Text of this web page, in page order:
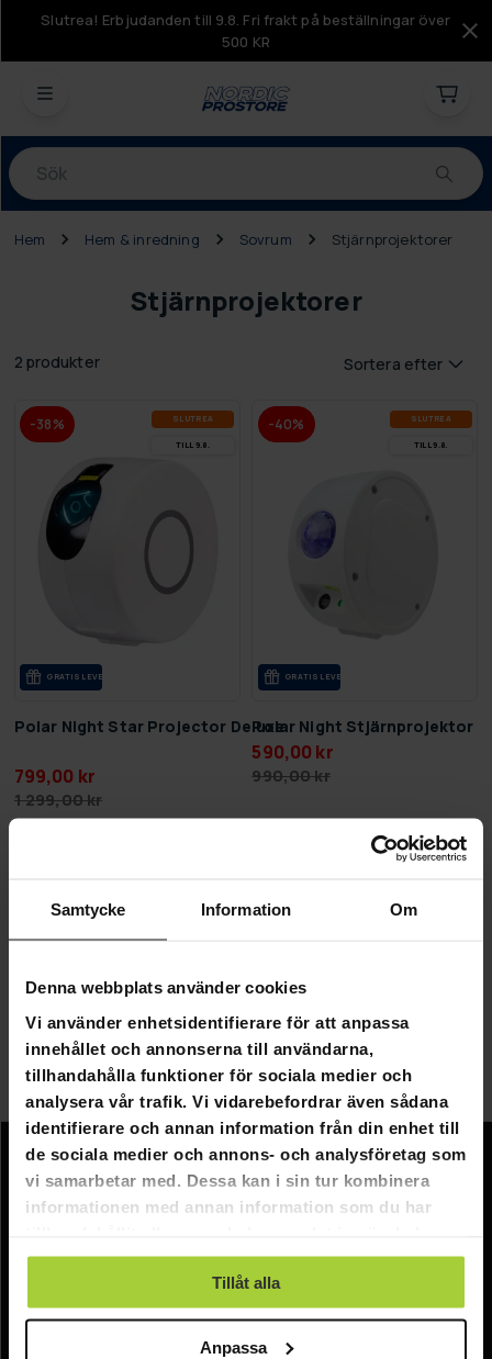
Samtycke Information Om
Denna webbplats använder cookies
Vi använder enhetsidentifierare för att anpassa
innehållet och annonserna till användarna,
tillhandahålla funktioner för sociala medier och
analysera vår trafik. Vi vidarebefordrar även sådana
identifierare och annan information från din enhet till
de sociala medier och annons- och analysföretag som
vi samarbetar med. Dessa kan i sin tur kombinera
informationen med annan information som du har
använt deras tjänster.
Tillåt alla
Anpassa
Slutrea! Erbjudanden till 9.8. Fri frakt på beställningar över
500 KR
Produkter
Hem Hem & inredning Sovrum Stjärnprojektorer
Stjärnprojektorer
2 produkter Sortera efter
-38% SLUT­REA
TILL 9.8.
GRA­TIS LE­VE­RANS
Polar Night Star Projector Deluxe
799,00 kr
1 299,00 kr
-40% SLUT­REA
TILL 9.8.
GRA­TIS LE­VE­RANS
Polar Night Stjärnprojektor
590,00 kr
990,00 kr
helt ny galax. Skapa det perfekta rymdlandskapet för
alla rum och anpassa färgerna efter dina egna
preferenser.
Information
Företagsinformation
Om oss
Kundtjänst